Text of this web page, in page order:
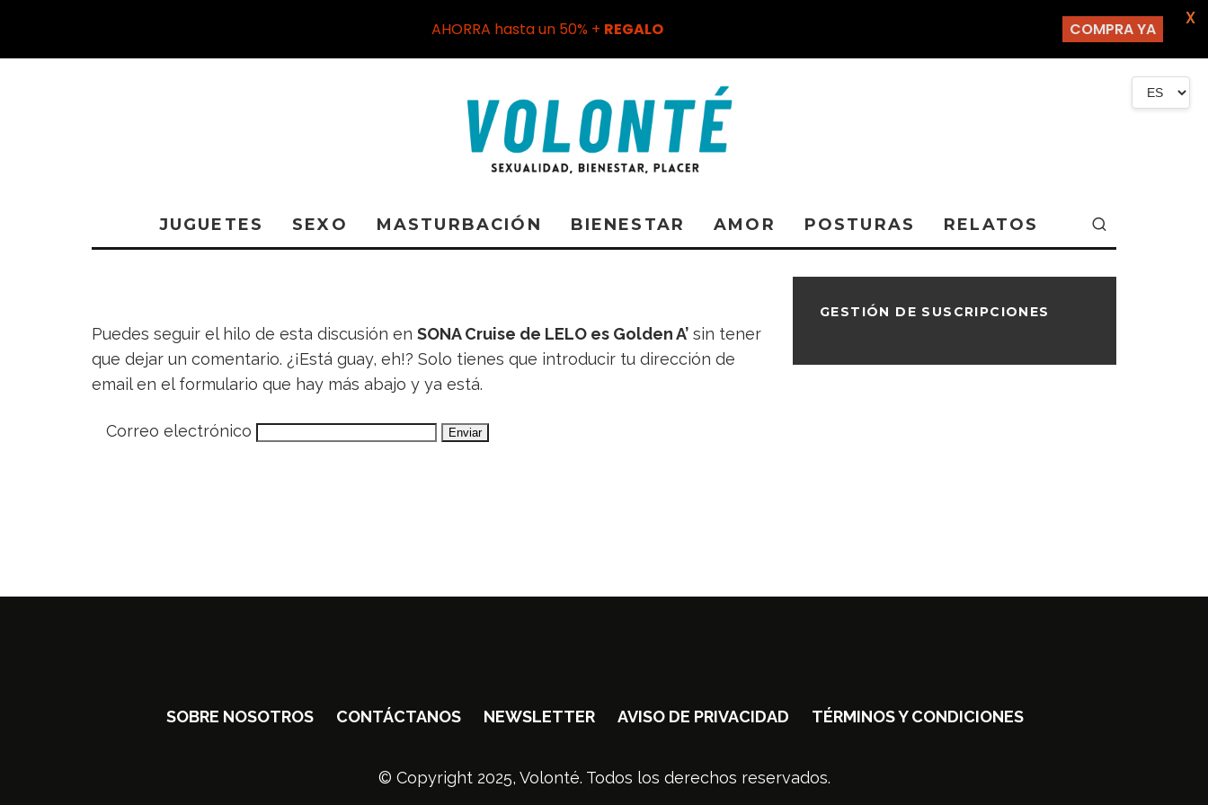
JUGUETES SEXO MASTURBACIÓN BIENESTAR AMOR POSTURAS RELATOS
Puedes seguir el hilo de esta discusión en SONA Cruise de LELO es Golden A’ sin tener
que dejar un comentario. ¿¡Está guay, eh!? Solo tienes que introducir tu dirección de
email en el formulario que hay más abajo y ya está.
Correo electrónico
GESTIÓN DE SUSCRIPCIONES
SOBRE NOSOTROS CONTÁCTANOS NEWSLETTER AVISO DE PRIVACIDAD TÉRMINOS Y CONDICIONES
© Copyright 2025, Volonté. Todos los derechos reservados.
AHORRA hasta un 50% + REGALO COMPRA YA
X